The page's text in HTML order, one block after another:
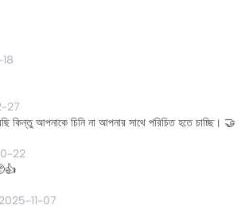
27
কিন্তু আপনাকে চিনি না আপনার সাথে পরিচিত হতে চাচ্ছি। 🤝
22
2025-11-07